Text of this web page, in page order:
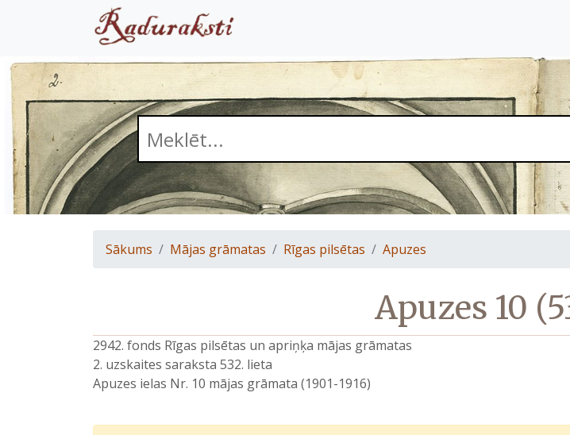
Sākums Mājas grāmatas Rīgas pilsētas Apuzes
Apuzes 10
2942. fonds Rīgas pilsētas un apriņķa mājas grāmatas
2. uzskaites saraksta 532. lieta
Apuzes ielas Nr. 10 mājas grāmata (1901-1916)